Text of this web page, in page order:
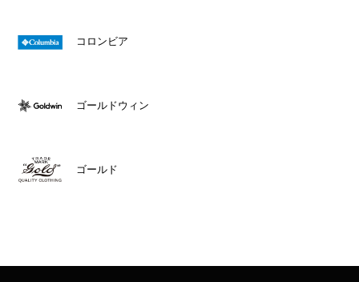
コロンビア
ゴールドウィン
ゴールド